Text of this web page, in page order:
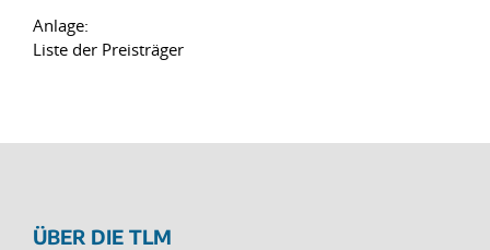
Anlage:
Liste der Preisträger
ÜBER DIE TLM